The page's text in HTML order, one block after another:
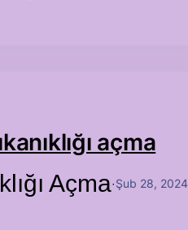
açma
Açma·Şub 28, 2024